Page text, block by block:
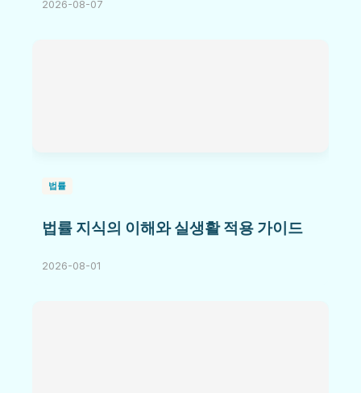
2026-08-07
법률
법률 지식의 이해와 실생활 적용 가이드
2026-08-01